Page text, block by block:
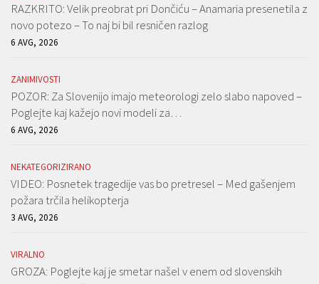
RAZKRITO: Velik preobrat pri Dončiću – Anamaria presenetila z
novo potezo – To naj bi bil resničen razlog
6 AVG, 2026
ZANIMIVOSTI
POZOR: Za Slovenijo imajo meteorologi zelo slabo napoved –
Poglejte kaj kažejo novi modeli za…
6 AVG, 2026
NEKATEGORIZIRANO
VIDEO: Posnetek tragedije vas bo pretresel – Med gašenjem
požara trčila helikopterja
3 AVG, 2026
VIRALNO
GROZA: Poglejte kaj je smetar našel v enem od slovenskih